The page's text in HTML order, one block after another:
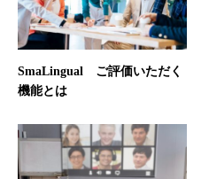
SmaLingual ご評価いただく
機能とは